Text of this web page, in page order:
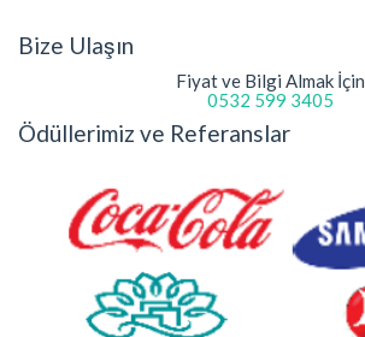
Bize Ulaşın
Fiyat ve Bilgi Almak İçin
0532 599 3405
Ödüllerimiz ve Referanslar